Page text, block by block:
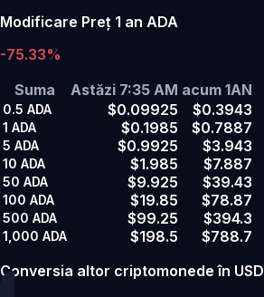
Modificare Preț 1 an ADA
-75.33%
Suma
Astăzi 7:35 AM acum 1AN
0.5 ADA $0.09925 $0.3943
1 ADA $0.1985 $0.7887
5 ADA $0.9925 $3.943
10 ADA $1.985 $7.887
50 ADA $9.925 $39.43
100 ADA $19.85 $78.87
500 ADA $99.25 $394.3
1,000 ADA $198.5
$788.7
Conversia altor criptomonede în USD